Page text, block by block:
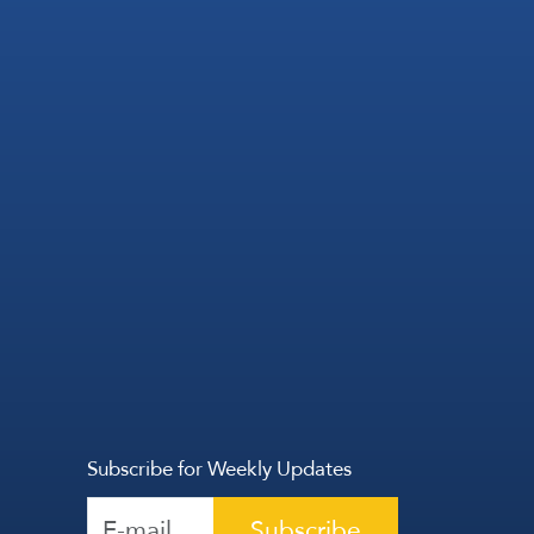
Subscribe for Weekly Updates